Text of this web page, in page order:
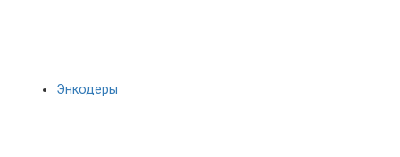
Энкодеры